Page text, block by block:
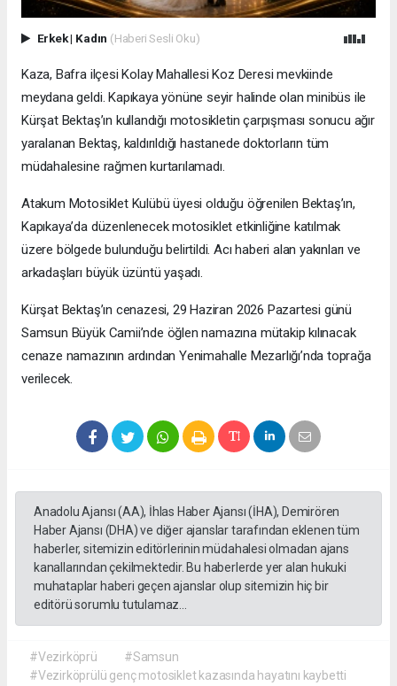
Erkek| Kadın (Haberi Sesli Oku)
Kaza, Bafra ilçesi Kolay Mahallesi Koz Deresi mevkiinde
meydana geldi. Kapıkaya yönüne seyir halinde olan minibüs ile
Kürşat Bektaş’ın kullandığı motosikletin çarpışması sonucu ağır
yaralanan Bektaş, kaldırıldığı hastanede doktorların tüm
müdahalesine rağmen kurtarılamadı.
Atakum Motosiklet Kulübü üyesi olduğu öğrenilen Bektaş’ın,
Kapıkaya’da düzenlenecek motosiklet etkinliğine katılmak
üzere bölgede bulunduğu belirtildi. Acı haberi alan yakınları ve
arkadaşları büyük üzüntü yaşadı.
Kürşat Bektaş’ın cenazesi, 29 Haziran 2026 Pazartesi günü
Samsun Büyük Camii’nde öğlen namazına mütakip kılınacak
cenaze namazının ardından Yenimahalle Mezarlığı’nda toprağa
verilecek.
Anadolu Ajansı (AA), İhlas Haber Ajansı (İHA), Demirören
Haber Ajansı (DHA) ve diğer ajanslar tarafından eklenen tüm
haberler, sitemizin editörlerinin müdahalesi olmadan ajans
kanallarından çekilmektedir. Bu haberlerde yer alan hukuki
muhataplar haberi geçen ajanslar olup sitemizin hiç bir
editörü sorumlu tutulamaz...
#Vezirköprü
#Samsun
#Vezirköprülü genç motosiklet kazasında hayatını kaybetti